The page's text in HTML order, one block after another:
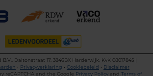
Daltonstraat 17, 3846BX Harderwijk, KvK 08017845 |
• Privacyverklaring • Cookiebeleid • Disclaimer
reCAPTCHA and the Google Privacy Policyand Terms of